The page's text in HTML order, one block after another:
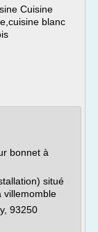
Cuisine
blanc
bonnet à
situé
villemomble
93250